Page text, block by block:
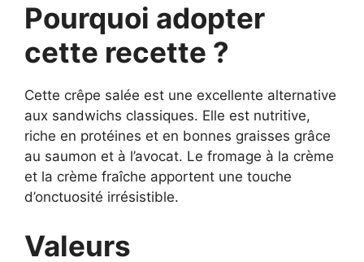
Pourquoi adopter
cette recette ?
Cette crêpe salée est une excellente alternative
aux sandwichs classiques. Elle est nutritive,
riche en protéines et en bonnes graisses grâce
au saumon et à l’avocat. Le fromage à la crème
et la crème fraîche apportent une touche
d’onctuosité irrésistible.
Valeurs